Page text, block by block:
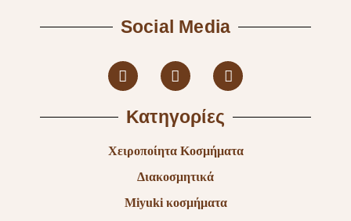
Social Media
Κατηγορίες
Χειροποίητα Κοσμήματα
Διακοσμητικά
Miyuki κοσμήματα